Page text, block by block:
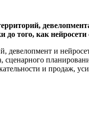
до того, как
девелопмент и
и продаж,